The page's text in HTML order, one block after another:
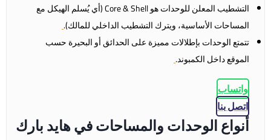
التشطيب المعلن للوحدات هو Core & Shell (أي يُسلم الهيكل مع
المساحات الأساسية، ويترك التشطيب الداخلي للمالك).
تتمتع الوحدات بإطلالات مميزة على الحدائق أو البحيرة حسب
الموقع داخل الكمبوند.
واتساب
اتصل بنا
أنواع الوحدات والمساحات في هايد بارك